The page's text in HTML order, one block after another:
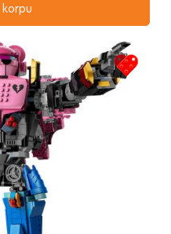
korpu